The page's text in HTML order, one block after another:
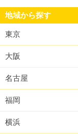
地域から探す
東京
大阪
名古屋
福岡
横浜